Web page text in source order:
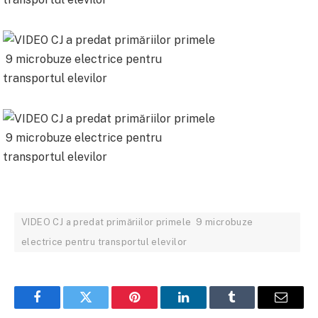
VIDEO CJ a predat primăriilor primele 9 microbuze
electrice pentru transportul elevilor
FacebookTwitter Pinterest LinkedInTumblr Email